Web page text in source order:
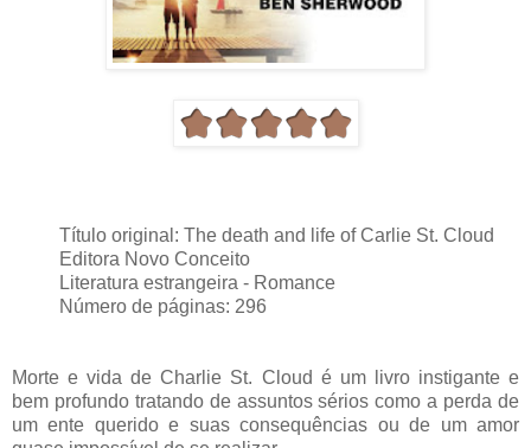
Título original: The death and life of Carlie St. Cloud
Editora Novo Conceito
Literatura estrangeira - Romance
Número de páginas: 296
Morte e vida de Charlie St. Cloud é um livro instigante e
bem profundo tratando de assuntos sérios como a perda de
um ente querido e suas consequências ou de um amor